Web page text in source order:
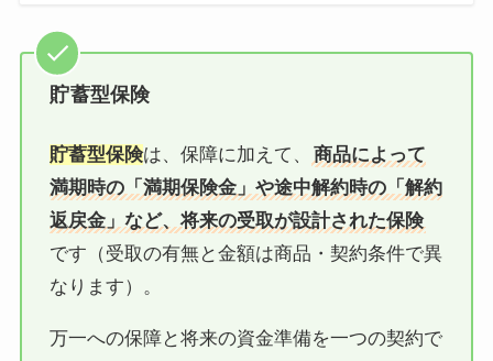
貯蓄型保険
貯蓄型保険は、保障に加えて、
商品によって
満期時の「満期保険金」や途中解約時の「解約
返戻金」など、将来の受取が設計された保険
です（受取の有無と金額は商品・契約条件で異
なります）。
万一への保障と将来の資金準備を一つの契約で